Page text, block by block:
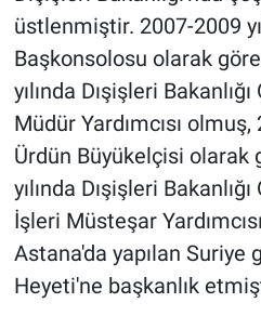
üstlenmiştir. 2007-2009
Başkonsolosu olarak
yılında Dışişleri
Müdür Yardımcısı
Ürdün Büyükelçisi olarak
yılında Dışişleri
İşleri Müsteşar
Astana'da yapılan Suriye
Heyeti'ne başkanlık